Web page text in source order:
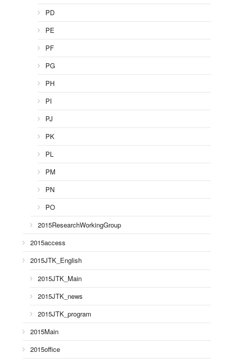
PD
PE
PF
PG
PH
PI
PJ
PK
PL
PM
PN
PO
2015ResearchWorkingGroup
2015access
2015JTK_English
2015JTK_Main
2015JTK_news
2015JTK_program
2015Main
2015office